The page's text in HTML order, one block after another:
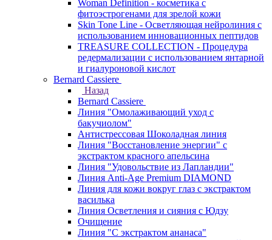
Woman Definition - косметика с
фитоэстрогенами для зрелой кожи
Skin Tone Line - Осветляющая нейролиния с
использованием инновационных пептидов
TREASURE COLLECTION - Процедура
редермализации с использованием янтарной
и гиалуроновой кислот
Bernard Cassiere
Назад
Bernard Cassiere
Линия "Омолаживающий уход с
бакучиолом"
Антистрессовая Шоколадная линия
Линия "Восстановление энергии" с
экстрактом красного апельсина
Линия "Удовольствие из Лапландии"
Линия Anti-Age Premium DIAMOND
Линия для кожи вокруг глаз с экстрактом
василька
Линия Осветления и сияния с Юдзу
Очищение
Линия "С экстрактом ананаса"